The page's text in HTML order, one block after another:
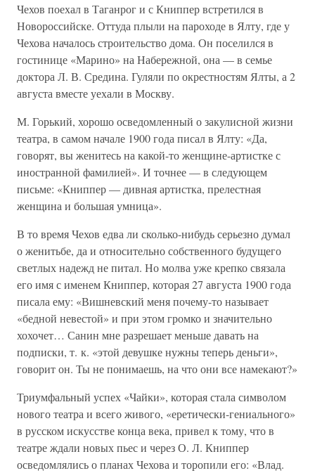
Чехов поехал в Таганрог и с Книппер встретился в
Новороссийске. Оттуда плыли на пароходе в Ялту, где у
Чехова началось строительство дома. Он поселился в
гостинице «Марино» на Набережной, она — в семье
доктора Л. В. Средина. Гуляли по окрестностям Ялты, а 2
августа вместе уехали в Москву.
М. Горький, хорошо осведомленный о закулисной жизни
театра, в самом начале 1900 года писал в Ялту: «Да,
говорят, вы женитесь на какой-то женщине-артистке с
иностранной фамилией». И точнее — в следующем
письме: «Книппер — дивная артистка, прелестная
женщина и большая умница».
В то время Чехов едва ли сколько-нибудь серьезно думал
о женитьбе, да и относительно собственного будущего
светлых надежд не питал. Но молва уже крепко связала
его имя с именем Книппер, которая 27 августа 1900 года
писала ему: «Вишневский меня почему-то называет
«бедной невестой» и при этом громко и значительно
хохочет… Санин мне разрешает меньше давать на
подписки, т. к. «этой девушке нужны теперь деньги»,
говорит он. Ты не понимаешь, на что они все намекают?»
Триумфальный успех «Чайки», которая стала символом
нового театра и всего живого, «еретически-гениального»
в русском искусстве конца века, привел к тому, что в
театре ждали новых пьес и через О. Л. Книппер
осведомлялись о планах Чехова и торопили его: «Влад.